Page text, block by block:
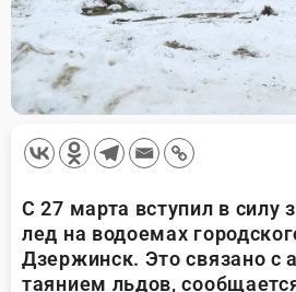
С 27 марта вступил в силу
лед на водоемах
Дзержинск. Это связано с
таянием льдов,